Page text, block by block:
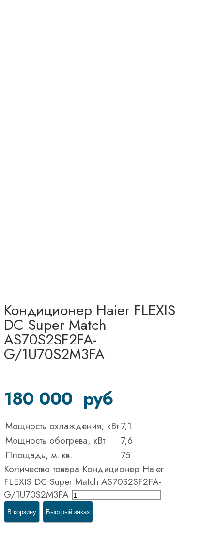
Кондиционер Haier FLEXIS
DC Super Match
AS70S2SF2FA-
G/1U70S2M3FA
180 000 руб
Мощность охлаждения, кВт7,1
Мощность обогрева, кВт
7,6
Площадь, м. кв.
75
Количество товара Кондиционер Haier
FLEXIS DC Super Match AS70S2SF2FA-
G/1U70S2M3FA
В корзину Быстрый заказ